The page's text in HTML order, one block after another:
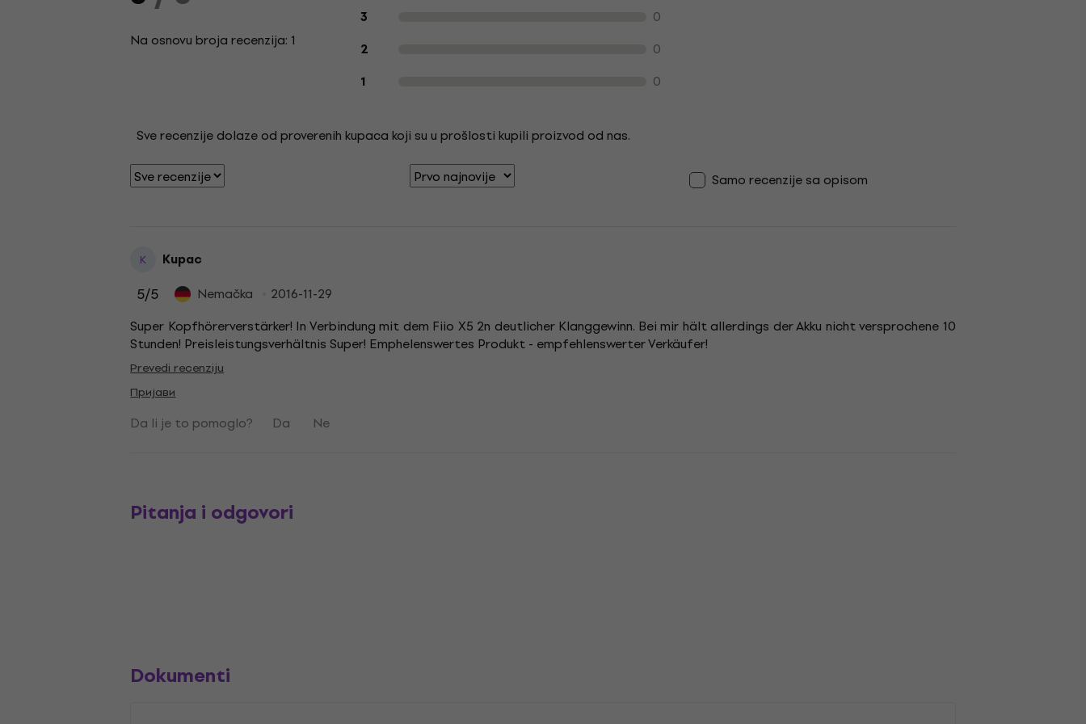
Na osnovu broja recenzija: 1
3 0
2 0
1 0
Sve recenzije dolaze od proverenih kupaca koji su u prošlosti kupili proizvod od nas.
Samo recenzije sa opisom
K Kupac
5/5 Nemačka
2016-11-29
Super Kopfhörerverstärker! In Verbindung mit dem Fiio X5 2n deutlicher Klanggewinn. Bei mir hält allerdings der Akku nicht versprochene 10
Stunden! Preisleistungsverhältnis Super! Emphelenswertes Produkt - empfehlenswerter Verkäufer!
Prevedi recenziju
Пријави
Da li je to pomoglo? Da Ne
Pitanja i odgovori
Dokumenti